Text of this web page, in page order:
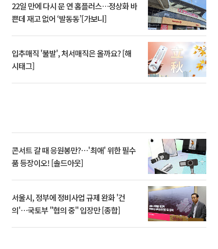
22일 만에 다시 문 연 홈플러스…정상화 바
쁜데 재고 없어 ‘발동동’[가보니]
입추매직 '불발', 처서매직은 올까요? [해
시태그]
콘서트 갈 때 응원봉만?⋯'최애' 위한 필수
품 등장이오! [솔드아웃]
서울시, 정부에 정비사업 규제 완화 '건
의'⋯국토부 "협의 중" 입장만 [종합]